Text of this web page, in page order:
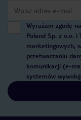
Wyrażam zgodę
Poland Sp. z o.o.
marketingowych,
przetwarzaniu
komunikacji (e-
systemów